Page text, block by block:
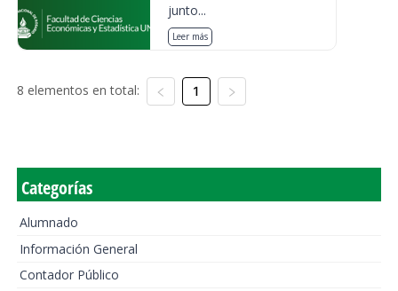
junto...
Leer más
8 elementos en total: 1
Categorías
Alumnado
Información General
Contador Público